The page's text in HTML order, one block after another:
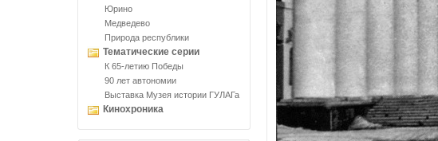
Юрино
Медведево
Природа республики
Тематические серии
К 65-летию Победы
90 лет автономии
Выставка Музея истории ГУЛАГа
Кинохроника